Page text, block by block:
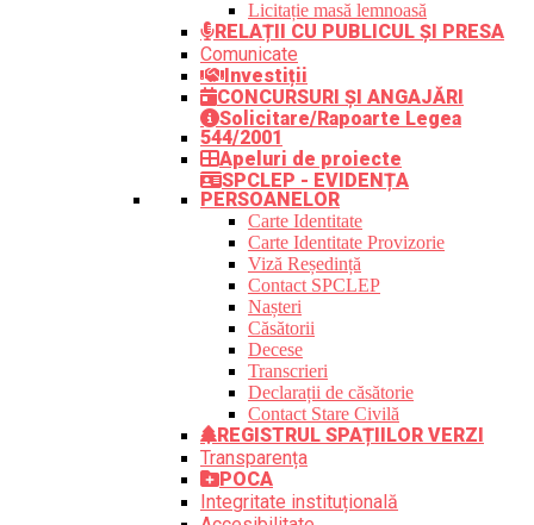
Licitație masă lemnoasă
RELAȚII CU PUBLICUL ȘI PRESA
Comunicate
Investiții
CONCURSURI ȘI ANGAJĂRI
Solicitare/Rapoarte Legea
544/2001
Apeluri de proiecte
SPCLEP - EVIDENȚA
PERSOANELOR
Carte Identitate
Carte Identitate Provizorie
Viză Reședință
Contact SPCLEP
Nașteri
Căsătorii
Decese
Transcrieri
Declarații de căsătorie
Contact Stare Civilă
REGISTRUL SPAȚIILOR VERZI
Transparența
POCA
Integritate instituțională